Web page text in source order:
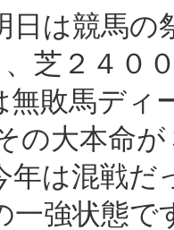
日は競馬の
芝２４０
無敗馬ディ
の大本命
年は混戦
一強状態で